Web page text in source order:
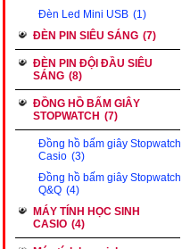
Đèn Led Mini USB (1)
ĐÈN PIN SIÊU SÁNG (7)
ĐÈN PIN ĐỘI ĐẦU SIÊU
SÁNG (8)
ĐỒNG HỒ BẤM GIÂY
STOPWATCH (7)
Đồng hồ bấm giây Stopwatch
Casio (3)
Đồng hồ bấm giây Stopwatch
Q&Q (4)
MÁY TÍNH HỌC SINH
CASIO (4)